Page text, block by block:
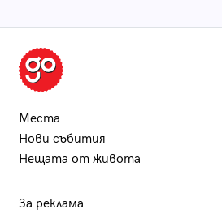
Места
Нови събития
Нещата от живота
За реклама